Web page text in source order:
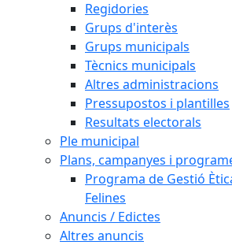
Regidories
Grups d'interès
Grups municipals
Tècnics municipals
Altres administracions
Pressupostos i plantilles
Resultats electorals
Ple municipal
Plans, campanyes i
Programa de Gestió
Felines
Anuncis / Edictes
Altres anuncis